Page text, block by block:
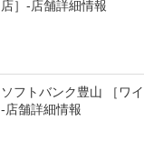
店］-店舗詳細情報
ソフトバンク豊山 ［ワ
-店舗詳細情報